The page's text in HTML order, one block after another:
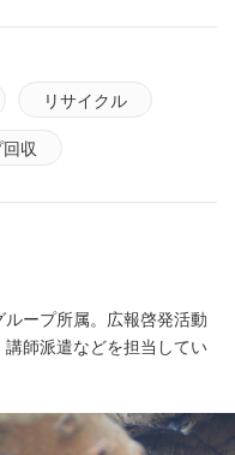
リサイクル
収
ープ所属。広報啓発活動
師派遣などを担当してい